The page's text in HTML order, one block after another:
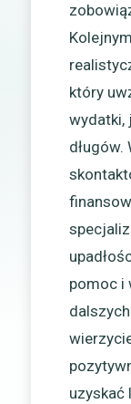
który
wydatki,
długów.
pomoc i
uzyskać